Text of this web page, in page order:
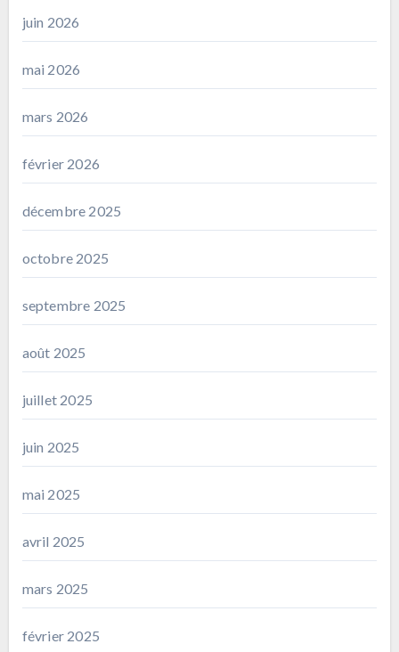
juin 2026
mai 2026
mars 2026
février 2026
décembre 2025
octobre 2025
septembre 2025
août 2025
juillet 2025
juin 2025
mai 2025
avril 2025
mars 2025
février 2025